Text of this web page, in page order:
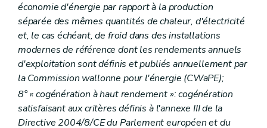
économie d'énergie par rapport à la production
séparée des mêmes quantités de chaleur, d'électricité
et, le cas échéant, de froid dans des installations
modernes de référence dont les rendements annuels
d'exploitation sont définis et publiés annuellement par
la Commission wallonne pour l'énergie (CWaPE);
8° « cogénération à haut rendement »: cogénération
satisfaisant aux critères définis à l'annexe III de la
Directive 2004/8/CE du Parlement européen et du